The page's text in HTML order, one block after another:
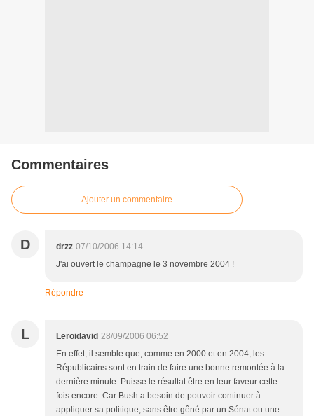
Commentaires
Ajouter un commentaire
D drzz 07/10/2006 14:14
J'ai ouvert le champagne le 3 novembre 2004 !
Répondre
L Leroidavid 28/09/2006 06:52
En effet, il semble que, comme en 2000 et en 2004, les
Républicains sont en train de faire une bonne remontée à la
dernière minute. Puisse le résultat être en leur faveur cette
fois encore. Car Bush a besoin de pouvoir continuer à
appliquer sa politique, sans être gêné par un Sénat ou une